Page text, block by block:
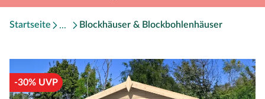
Startseite Blockhäuser & Blockbohlenhäuser
-30% UVP